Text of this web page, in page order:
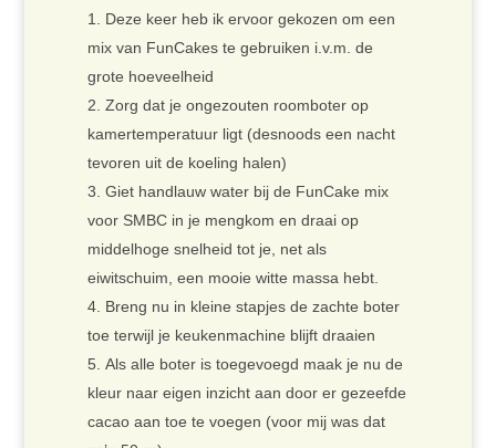
Deze keer heb ik ervoor gekozen om een
mix van FunCakes te gebruiken i.v.m. de
grote hoeveelheid
Zorg dat je ongezouten roomboter op
kamertemperatuur ligt (desnoods een nacht
tevoren uit de koeling halen)
Giet handlauw water bij de FunCake mix
voor SMBC in je mengkom en draai op
middelhoge snelheid tot je, net als
eiwitschuim, een mooie witte massa hebt.
Breng nu in kleine stapjes de zachte boter
toe terwijl je keukenmachine blijft draaien
Als alle boter is toegevoegd maak je nu de
kleur naar eigen inzicht aan door er gezeefde
cacao aan toe te voegen (voor mij was dat